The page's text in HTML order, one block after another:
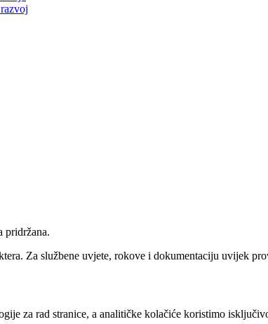
pridržana.
Za službene uvjete, rokove i dokumentaciju uvijek
za rad stranice, a analitičke kolačiće koristimo